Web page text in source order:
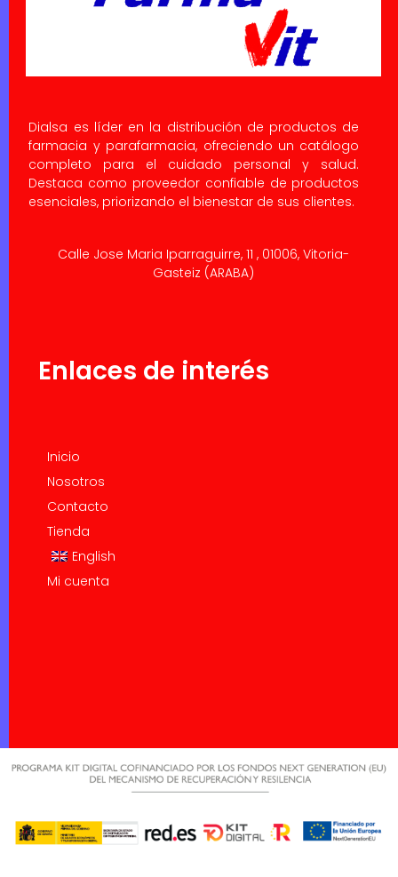
Dialsa es líder en la distribución de productos de
farmacia y parafarmacia, ofreciendo un catálogo
completo para el cuidado personal y salud.
Destaca como proveedor confiable de productos
esenciales, priorizando el bienestar de sus clientes.
Calle Jose Maria Iparraguirre, 11 , 01006, Vitoria-
Gasteiz (ARABA)
Enlaces de interés
Inicio
Nosotros
Contacto
Tienda
English
Mi cuenta